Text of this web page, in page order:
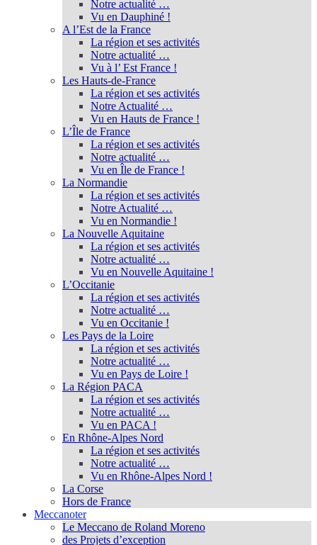
Notre actualité …
Vu en Dauphiné !
A l’Est de la France
La région et ses activités
Notre actualité …
Vu à l’ Est France !
Les Hauts-de-France
La région et ses activités
Notre Actualité …
Vu en Hauts de France !
L’Île de France
La région et ses activités
Notre actualité …
Vu en Île de France !
La Normandie
La région et ses activités
Notre Actualité …
Vu en Normandie !
La Nouvelle Aquitaine
La région et ses activités
Notre actualité …
Vu en Nouvelle Aquitaine !
L’Occitanie
La région et ses activités
Notre actualité …
Vu en Occitanie !
Les Pays de la Loire
La région et ses activités
Notre actualité …
Vu en Pays de Loire !
La Région PACA
La région et ses activités
Notre actualité …
Vu en PACA !
En Rhône-Alpes Nord
La région et ses activités
Notre actualité …
Vu en Rhône-Alpes Nord !
La Corse
Hors de France
Meccanoter
Le Meccano de Roland Moreno
des Projets d’exception